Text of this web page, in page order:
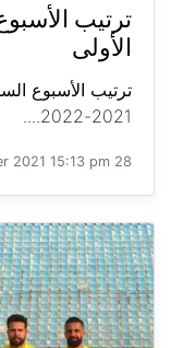
ترتيب
الأولى
ترتيب الأسبوع
2021-2022....
28 December 2021 15:13 pm